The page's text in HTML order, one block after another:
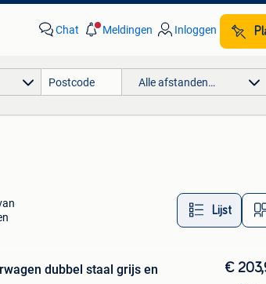
Chat Meldingen Inloggen
Alle afstanden…
Lijst
dubbel staal grijs en
€